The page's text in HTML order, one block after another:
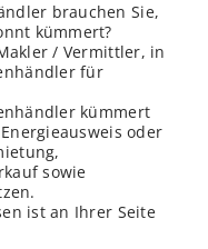
brauchen Sie,
kümmert?
/ Vermittler, in
für
kümmert
oder
sowie
ist an Ihrer Seite